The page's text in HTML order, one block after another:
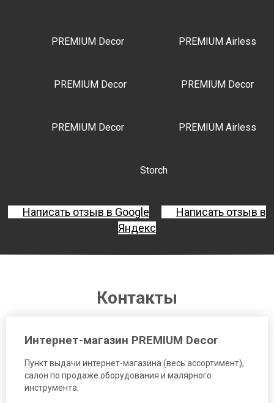
PREMIUM Decor PREMIUM Airless
PREMIUM Decor PREMIUM Decor
PREMIUM Decor PREMIUM Airless
Storch
Написать отзыв в Google
Написать отзыв в
Яндекс
Контакты
Интернет-магазин PREMIUM Decor
Пункт выдачи интернет-магазина (весь ассортимент),
салон по продаже оборудования и малярного
инструмента: